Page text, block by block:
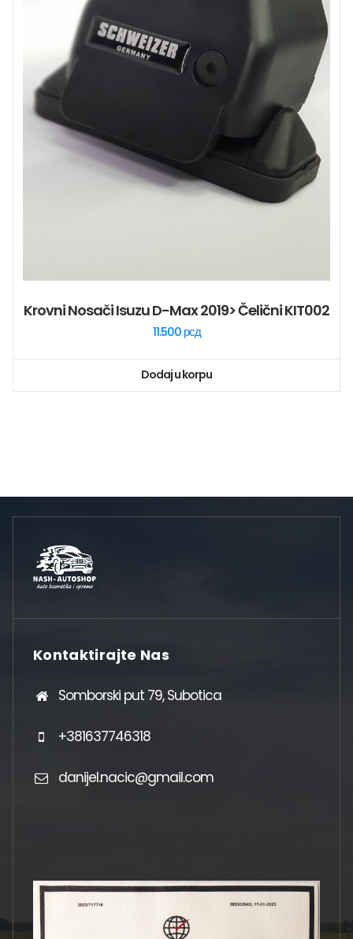
Krovni Nosači Isuzu D-Max 2019> Čelični KIT002
11.500 рсд
Dodaj u korpu
Kontaktirajte Nas
Somborski put 79, Subotica
+381637746318
danijel.nacic@gmail.com